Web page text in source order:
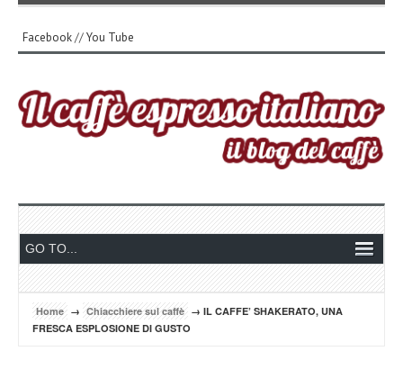
Facebook//You Tube
Home → Chiacchiere sul caffè → IL CAFFE’ SHAKERATO, UNA
FRESCA ESPLOSIONE DI GUSTO